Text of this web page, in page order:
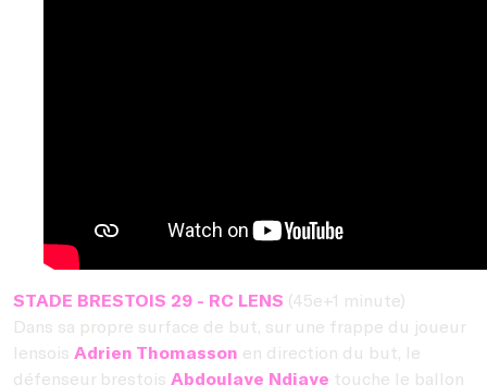
STADE BRESTOIS 29 - RC LENS (45e+1 minute)
Dans sa propre surface de but, sur une frappe du joueur
lensois Adrien Thomasson en direction du but, le
défenseur brestois Abdoulaye Ndiaye touche le ballon